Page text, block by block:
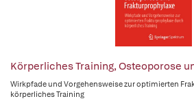
Körperliches Training, Osteoporose
Wirkpfade und Vorgehensweise zur optimierten
körperliches Training